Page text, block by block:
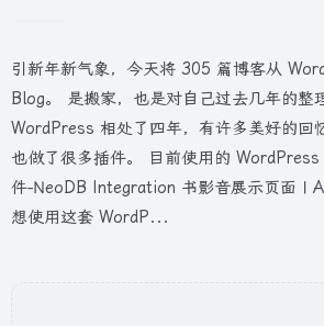
引新年新气象，今天将 305 篇博客从
Blog。 是搬家，也是对自己过去几年的整
WordPress 相处了四年，有许多美好的回
也做了很多插件。 目前使用的
件-NeoDB Integration 书影音展示页面 |
想使用这套 WordP...